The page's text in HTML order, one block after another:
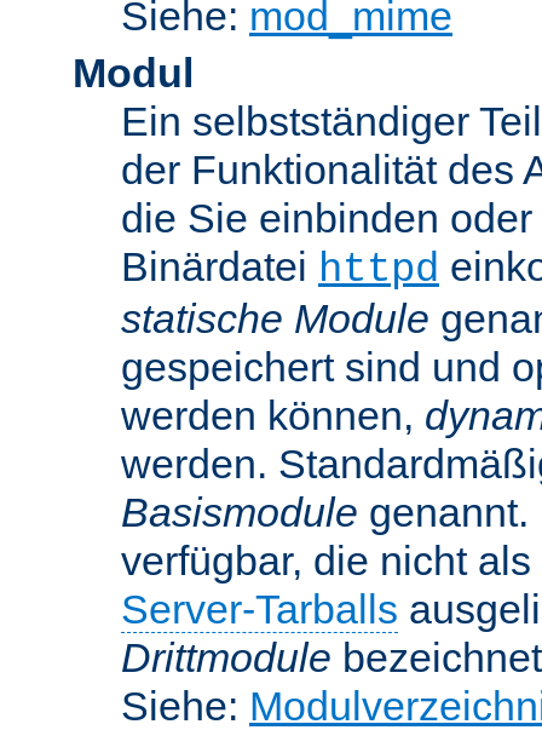
Siehe: mod_mime
Modul
Ein selbstständiger
der Funktionalität des
die Sie einbinden
Binärdatei httpd
statische Module
gespeichert sind und
werden können,
werden.
Basismodule genannt.
verfügbar, die nicht
Server-Tarballs
Drittmodule
Siehe: